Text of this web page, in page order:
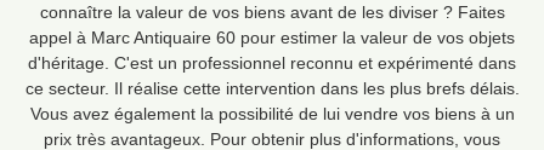
connaître la valeur de vos biens avant de les diviser ? Faites
appel à Marc Antiquaire 60 pour estimer la valeur de vos objets
d'héritage. C'est un professionnel reconnu et expérimenté dans
ce secteur. Il réalise cette intervention dans les plus brefs délais.
Vous avez également la possibilité de lui vendre vos biens à un
prix très avantageux. Pour obtenir plus d'informations, vous